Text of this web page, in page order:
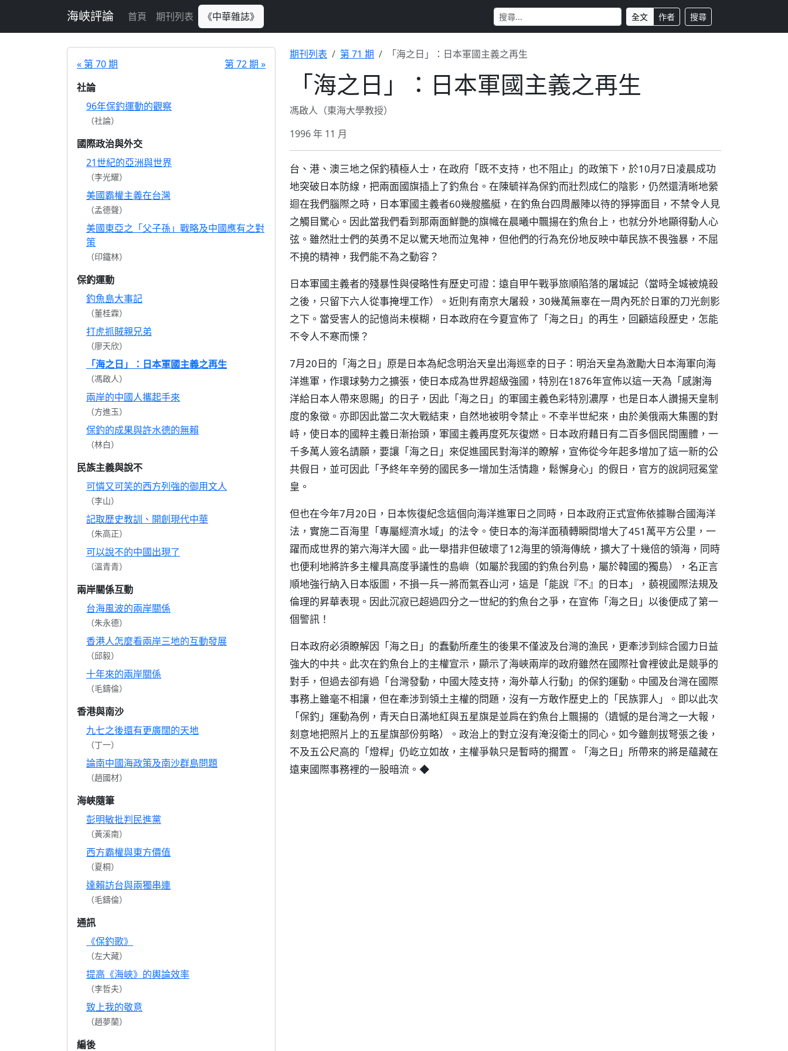
海峽評論 首頁 期刊列表 《中華雜誌》 全文 作者 搜尋
« 第 70 期
第 72 期 »
社論
96年保釣運動的觀察
（社論）
國際政治與外交
21世紀的亞洲與世界
（李光耀）
美國霸權主義在台灣
（孟德聲）
美國東亞之「父子孫」戰略及中國應有之對
策
（印鐵林）
保釣運動
釣魚島大事記
（董桂霖）
打虎抓賊親兄弟
（廖天欣）
「海之日」：日本軍國主義之再生
（馮啟人）
兩岸的中國人攜起手來
（方進玉）
保釣的成果與許水德的無賴
（林白）
民族主義與說不
可憐又可笑的西方列強的御用文人
（李山）
記取歷史教訓、開創現代中華
（朱高正）
可以說不的中國出現了
（溫青青）
兩岸關係互動
台海風波的兩岸關係
（朱永德）
香港人怎麼看兩岸三地的互動發展
（邱毅）
十年來的兩岸關係
（毛鑄倫）
香港與南沙
九七之後還有更廣闊的天地
（丁一）
論南中國海政策及南沙群島問題
（趙國材）
海峽隨筆
彭明敏批判民進黨
（黃溪南）
西方霸權與東方價值
（夏桐）
達賴訪台與兩獨串連
（毛鑄倫）
通訊
《保釣歌》
（左大藏）
提高《海峽》的輿論效率
（李哲夫）
致上我的敬意
（趙夢蘭）
編後
期刊列表 第 71 期 「海之日」：日本軍國主義之再生
「海之日」：日本軍國主義之再生
馮啟人（東海大學教授）
1996 年 11 月
台、港、澳三地之保釣積極人士，在政府「既不支持，也不阻止」的政策下，於10月7日凌晨成功
地突破日本防線，把兩面國旗插上了釣魚台。在陳毓祥為保釣而壯烈成仁的陰影，仍然還清晰地縈
迴在我們腦際之時，日本軍國主義者60幾艘艦艇，在釣魚台四周嚴陣以待的猙獰面目，不禁令人見
之觸目驚心。因此當我們看到那兩面鮮艷的旗幟在晨曦中飄揚在釣魚台上，也就分外地顯得動人心
弦。雖然壯士們的英勇不足以驚天地而泣鬼神，但他們的行為充份地反映中華民族不畏強暴，不屈
不撓的精神，我們能不為之動容？
日本軍國主義者的殘暴性與侵略性有歷史可證：遠自甲午戰爭旅順陷落的屠城記（當時全城被燒殺
之後，只留下六人從事掩埋工作）。近則有南京大屠殺，30幾萬無辜在一周內死於日軍的刀光劍影
之下。當受害人的記憶尚未模糊，日本政府在今夏宣佈了「海之日」的再生，回顧這段歷史，怎能
不令人不寒而慄？
7月20日的「海之日」原是日本為紀念明治天皇出海巡幸的日子：明治天皇為激勵大日本海軍向海
洋進軍，作環球勢力之擴張，使日本成為世界超級強國，特別在1876年宣佈以這一天為「感謝海
洋給日本人帶來恩賜」的日子，因此「海之日」的軍國主義色彩特別濃厚，也是日本人讚揚天皇制
度的象徵。亦即因此當二次大戰結束，自然地被明令禁止。不幸半世紀來，由於美俄兩大集團的對
峙，使日本的國粹主義日漸抬頭，軍國主義再度死灰復燃。日本政府藉日有二百多個民間團體，一
千多萬人簽名請願，要讓「海之日」來促進國民對海洋的瞭解，宣佈從今年起多增加了這一新的公
共假日，並可因此「予終年辛勞的國民多一增加生活情趣，鬆懈身心」的假日，官方的說詞冠冕堂
皇。
但也在今年7月20日，日本恢復紀念這個向海洋進軍日之同時，日本政府正式宣佈依據聯合國海洋
法，實施二百海里「專屬經濟水域」的法令。使日本的海洋面積轉瞬間增大了451萬平方公里，一
躍而成世界的第六海洋大國。此一舉措非但破壞了12海里的領海傳統，擴大了十幾倍的領海，同時
也便利地將許多主權具高度爭議性的島嶼（如屬於我國的釣魚台列島，屬於韓國的獨島），名正言
順地強行納入日本版圖，不損一兵一將而氣吞山河，這是「能說『不』的日本」，藐視國際法規及
倫理的昇華表現。因此沉寂已超過四分之一世紀的釣魚台之爭，在宣佈「海之日」以後便成了第一
個警訊！
日本政府必須瞭解因「海之日」的蠢動所產生的後果不僅波及台灣的漁民，更牽涉到綜合國力日益
強大的中共。此次在釣魚台上的主權宣示，顯示了海峽兩岸的政府雖然在國際社會裡彼此是競爭的
對手，但過去卻有過「台灣發動，中國大陸支持，海外華人行動」的保釣運動。中國及台灣在國際
事務上雖毫不相讓，但在牽涉到領土主權的問題，沒有一方敢作歷史上的「民族罪人」。即以此次
「保釣」運動為例，青天白日滿地紅與五星旗是並肩在釣魚台上飄揚的（遺憾的是台灣之一大報，
刻意地把照片上的五星旗部份剪略）。政治上的對立沒有淹沒衛土的同心。如今雖劍拔弩張之後，
不及五公尺高的「燈桿」仍屹立如故，主權爭執只是暫時的擱置。「海之日」所帶來的將是蘊藏在
遠東國際事務裡的一股暗流。◆